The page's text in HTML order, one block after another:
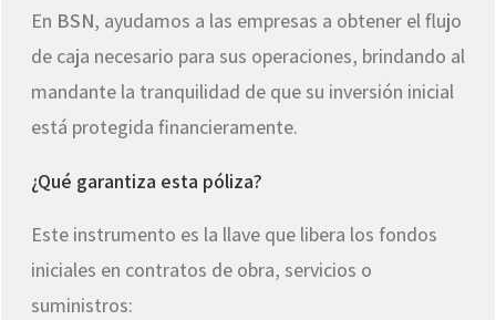
En BSN, ayudamos a las empresas a obtener el flujo
de caja necesario para sus operaciones, brindando al
mandante la tranquilidad de que su inversión inicial
está protegida financieramente.
¿Qué garantiza esta póliza?
Este instrumento es la llave que libera los fondos
iniciales en contratos de obra, servicios o
suministros: